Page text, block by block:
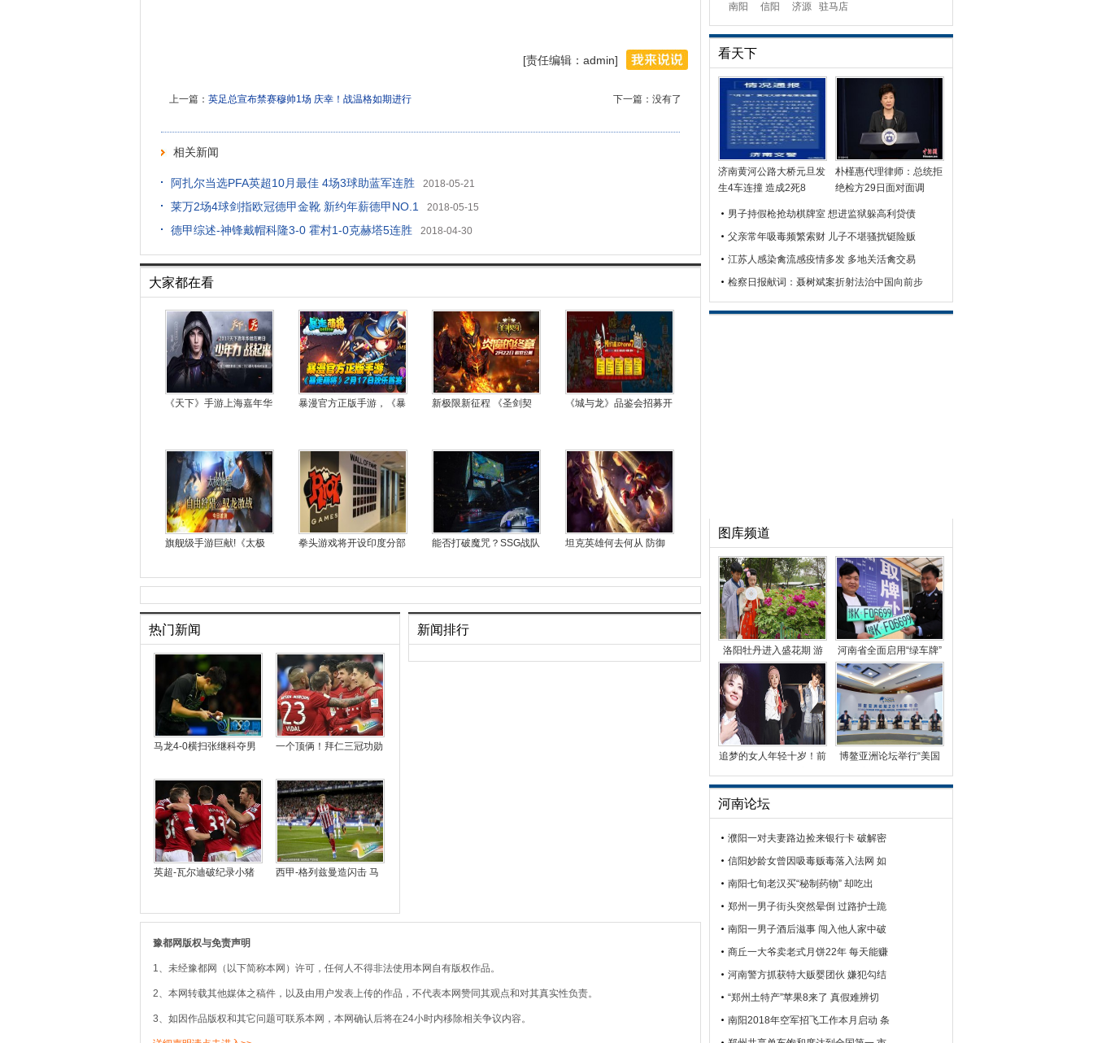
[责任编辑：admin]
下一篇：没有了
上一篇： 英足总宣布禁赛穆帅1场 庆幸！战温格如期进行
相关新闻
阿扎尔当选PFA英超10月最佳 4场3球助蓝军连胜 2018-05-21
莱万2场4球剑指欧冠德甲金靴 新约年薪德甲NO.1 2018-05-15
德甲综述-神锋戴帽科隆3-0 霍村1-0克赫塔5连胜 2018-04-30
大家都在看
《天下》手游上海嘉年华 暴漫官方正版手游，《暴 新极限新征程 《圣剑契 《城与龙》品鉴会招募开
旗舰级手游巨献!《太极 拳头游戏将开设印度分部 能否打破魔咒？SSG战队 坦克英雄何去何从 防御
热门新闻
马龙4-0横扫张继科夺男 一个顶俩！拜仁三冠功勋
英超-瓦尔迪破纪录小猪 西甲-格列兹曼造闪击 马
新闻排行
豫都网版权与免责声明
1、未经豫都网（以下简称本网）许可，任何人不得非法使用本网自有版权作品。
2、本网转载其他媒体之稿件，以及由用户发表上传的作品，不代表本网赞同其观点和对其真实性负责。
3、如因作品版权和其它问题可联系本网，本网确认后将在24小时内移除相关争议内容。
南阳
信阳 济源 驻马店
看天下
济南黄河公路大桥元旦发
生4车连撞 造成2死8
朴槿惠代理律师：总统拒
绝检方29日面对面调
男子持假枪抢劫棋牌室 想进监狱躲高利贷债
父亲常年吸毒频繁索财 儿子不堪骚扰铤险贩
江苏人感染禽流感疫情多发 多地关活禽交易
检察日报献词：聂树斌案折射法治中国向前步
图库频道
洛阳牡丹进入盛花期 游
客徜徉花海
河南省全面启用“绿车牌”
已发放3万余副
追梦的女人年轻十岁！前
博鳌亚洲论坛举行“美国
河南论坛
濮阳一对夫妻路边捡来银行卡 破解密
信阳妙龄女曾因吸毒贩毒落入法网 如
南阳七旬老汉买“秘制药物” 却吃出
郑州一男子街头突然晕倒 过路护士跪
南阳一男子酒后滋事 闯入他人家中破
商丘一大爷卖老式月饼22年 每天能赚
河南警方抓获特大贩婴团伙 嫌犯勾结
“郑州土特产”苹果8来了 真假难辨切
南阳2018年空军招飞工作本月启动 条